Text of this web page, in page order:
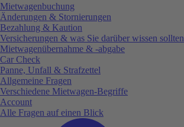
Mietwagenbuchung
Änderungen & Stornierungen
Bezahlung & Kaution
Versicherungen & was Sie darüber wissen sollten
Mietwagenübernahme & -abgabe
Car Check
Panne, Unfall & Strafzettel
Allgemeine Fragen
Verschiedene Mietwagen-Begriffe
Account
Alle Fragen auf einen Blick